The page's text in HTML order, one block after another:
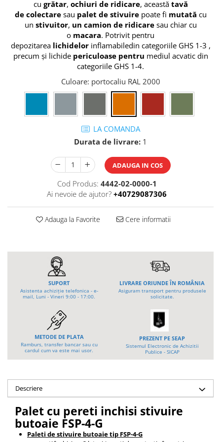
Ulei motor
Statii ulei
Ulei hidraulic
Ulei pentru compresor
Automatizarea productiei
Rezervor mobil motorina
Sudare manuala
Instalatii de rotire
Tip 3S cu basculare pe 3 laturi
Tip SK – model Heavy-Duty
Tip BK – basculare prin rulare
Tip VD / VG
Tip GU / GU-E - compacte
Tip MGU - Minicontainer
Containere stivuibile
Tip BSK - pentru deșeuri
Traverse pentru BSK
Nacela stivuitor
attachments
Atasamente profesionale CAM
Cleste ridicare butoi
Dispozitive ridicare butoaie
cu grătar, ochiuri de ridicare, aceastătavă
de colectaresau palet de stivuirepoate fi mutată cu
un stivuitor, un camion de ridicaresau chiar cu
o macara. Potrivit pentru
depozitarealichidelorinflamabiledin categoriile GHS 1-3 ,
precum și lichide periculoase pentru mediul acvatic din
categoriile GHS 1-4.
Culoare: portocaliu RAL 2000
LA COMANDA
Durata de livrare: 1
ADAUGA IN COS
Cod Produs: 4442-02-0000-1
Ai nevoie de ajutor? +40729087306
Adauga la Favorite Cere informatii
SUPORT
Asistenta achiziție telefonica - e-
mail, Luni - Vineri 9:00 - 17:00.
LIVRARE ORIUNDE ÎN ROMÂNIA
Asiguram transport pentru produsele
solicitate.
METODE DE PLATA
Ramburs, transfer bancar sau cu
cardul cum va este mai usor.
PREZENT PE SEAP
Sistemul Electronic de Achizitii
Publice - SICAP
Descriere
Palet cu pereti inchisi stivuire
butoaie FSP-4-G
Paleti de stivuire butoaie tip FSP-4-G